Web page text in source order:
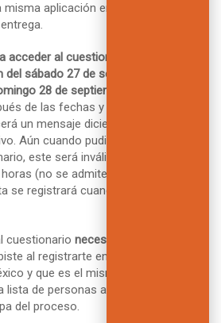
aplicación encontrarás las
acceder al cuestionario sólo estará
sábado 27 de septiembre hasta
28 de septiembre
de las fechas y horarios
un mensaje diciendo que el
Aún cuando pudieras subir a la
este será inválido si entregas
(no se admiten retrasos en la
se registrará cuando entregues el
cuestionario necesitarás el número
al registrarte en el proceso de
y que es el mismo que te
de personas aceptadas a
del proceso.